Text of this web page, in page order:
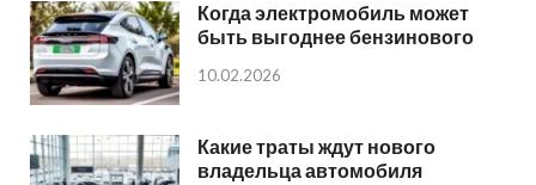
Когда электромобиль может
быть выгоднее бензинового
10.02.2026
Какие траты ждут нового
владельца автомобиля